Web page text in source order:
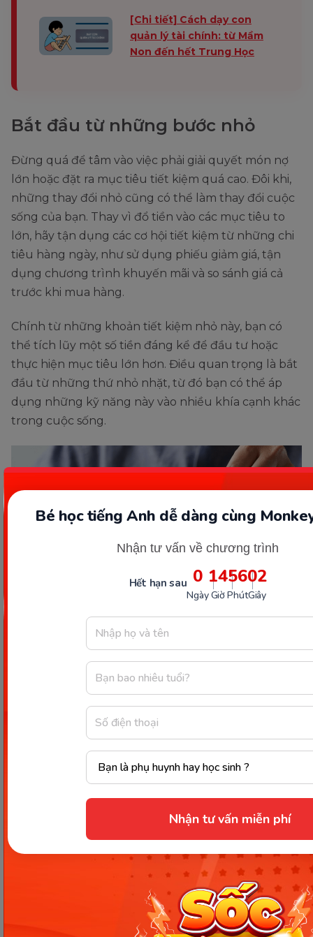
Bé học tiếng Anh dễ dàng cùng
Nhận tư vấn về chương trình
Hết hạn sau 0
Ngày
14
Giờ
56
Phút
01
Giây
Nhận tư vấn miễn phí
[Chi tiết] Cách dạy con
quản lý tài chính: từ Mầm
Non đến hết Trung Học
Bắt đầu từ những bước nhỏ
Đừng quá để tâm vào việc phải giải quyết món nợ
lớn hoặc đặt ra mục tiêu tiết kiệm quá cao. Đôi khi,
những thay đổi nhỏ cũng có thể làm thay đổi cuộc
sống của bạn. Thay vì đổ tiền vào các mục tiêu to
lớn, hãy tận dụng các cơ hội tiết kiệm từ những chi
tiêu hàng ngày, như sử dụng phiếu giảm giá, tận
dụng chương trình khuyến mãi và so sánh giá cả
trước khi mua hàng.
Chính từ những khoản tiết kiệm nhỏ này, bạn có
thể tích lũy một số tiền đáng kể để đầu tư hoặc
thực hiện mục tiêu lớn hơn. Điều quan trọng là bắt
đầu từ những thứ nhỏ nhặt, từ đó bạn có thể áp
dụng những kỹ năng này vào nhiều khía cạnh khác
trong cuộc sống.
Bắt đầu từ những bước nhỏ. (Ảnh: Sưu tầm Internet)
Tập trung vào chất lượng thay vì
Nguyên tắc này nhấn mạnh tầm quan trọng của
việc chi tiêu cho những thứ có giá trị thực tế, có thể
đơn giản là những thứ đắt tiền. Khi bạn tập trung
vào chất lượng thay vì số lượng, bạn sẽ có xu hướng
chi tiêu ít hơn cho những thứ không cần thiết. Điều
này sẽ giúp bạn tiết kiệm được nhiều tiền hơn, từ
đó có thể đạt được các mục tiêu tài chính của mình,
chẳng hạn như mua nhà, mua xe, nghỉ hưu sớm,...